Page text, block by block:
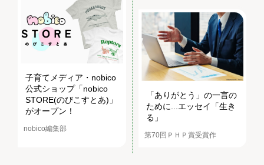
子育てメディア・nobico
公式ショップ「nobico
STORE(のびこすとあ)」
がオープン！
nobico編集部
「ありがとう」の一言の
ために...エッセイ「生き
る」
第70回ＰＨＰ賞受賞作